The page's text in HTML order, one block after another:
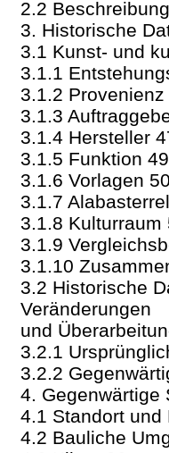
2.2
3. Historische
3.1 Kunst- und
3.1.1
3.1.2 Provenienz
3.1.3
3.1.4 Hersteller
3.1.5 Funktion 49
3.1.6 Vorlagen
3.1.7
3.1.8 Kulturraum
3.1.9
3.1.10
3.2 Historische
Veränderungen
und
3.2.1
3.2.2
4. Gegenwärtige
4.1 Standort und
4.2 Bauliche